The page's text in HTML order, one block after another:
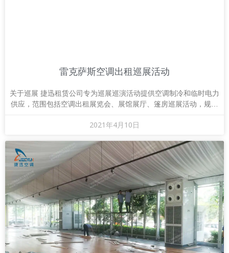
雷克萨斯空调出租巡展活动
关于巡展 捷迅租赁公司专为巡展巡演活动提供空调制冷和临时电力
供应，范围包括空调出租展览会、展馆展厅、篷房巡展活动，规格
2021年4月10日